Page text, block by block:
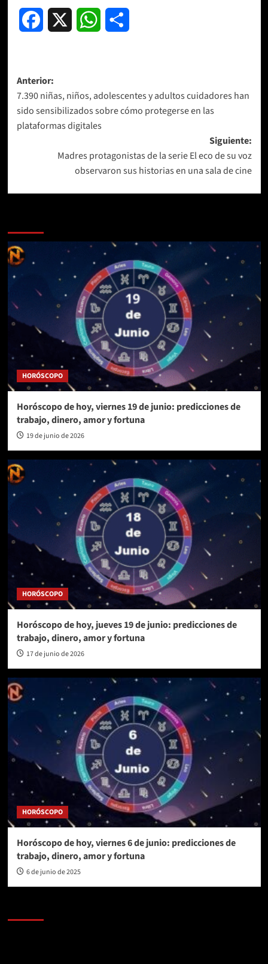
Facebook WhatsApp
Navegación
de
entradas
Anterior:
7.390 niñas, niños, adolescentes y adultos cuidadores han
sido sensibilizados sobre cómo protegerse en las
plataformas digitales
Siguiente:
Madres protagonistas de la serie El eco de su voz
observaron sus historias en una sala de cine
HORÓSCOPO
Horóscopo de hoy, viernes 19 de junio: predicciones de
trabajo, dinero, amor y fortuna
19 de junio de 2026
HORÓSCOPO
Horóscopo de hoy, jueves 19 de junio: predicciones de
trabajo, dinero, amor y fortuna
17 de junio de 2026
HORÓSCOPO
Horóscopo de hoy, viernes 6 de junio: predicciones de
trabajo, dinero, amor y fortuna
6 de junio de 2025